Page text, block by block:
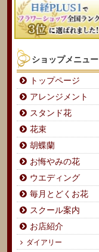
ショップメニュー
トップページ
アレンジメント
スタンド花
花束
胡蝶蘭
お悔やみの花
ウエディング
毎月とどくお花
スクール案内
お店紹介
ダイアリー